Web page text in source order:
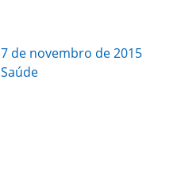
de novembro de 2015